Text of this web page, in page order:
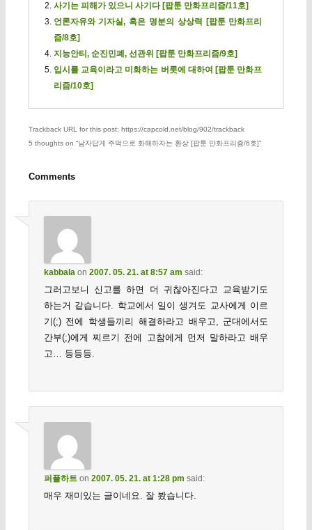
사기는 피해가 있으니 사기다 [팝툰 만화프리즘/11호]
언론자유와 기자실, 혹은 명분의 상상력 [팝툰 만화프리
즘/8호]
지능안티, 순진민폐, 선관위 [팝툰 만화프리즘/9호]
입시를 교육이라고 미화하는 버릇에 대하여 [팝툰 만화프
리즘/10호]
Trackback URL for this post: https://capcold.net/blog/902/trackback
5 thoughts on “남자답게 주먹으로 화해하자는 환상 [팝툰 만화프리즘/6호]”
Comments
kabbalaon 2007. 05. 21. at 8:57 am said:
그러고보니 신고를 하면 더 귀찮아진다고 교육받기도
하는거 같습니다. 학교에서 일이 생겨도 교사에게 이르
기(;) 전에 학생들끼리 해결하라고 배우고, 군대에서도
간부(;)에게 찌르기 전에 고참에게 먼저 말하라고 배우
고… 등등등.
퍼플하트 on 2007. 05. 21. at 1:28 pm said:
매우 재미있는 글이네요. 잘 봤습니다.